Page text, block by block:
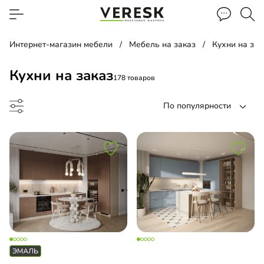
Интернет-магазин мебели Мебель на заказ Кухни на
Кухни на заказ178 товаров
По популярности
до